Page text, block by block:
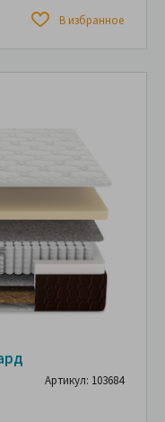
В избранное
Артикул: 103684